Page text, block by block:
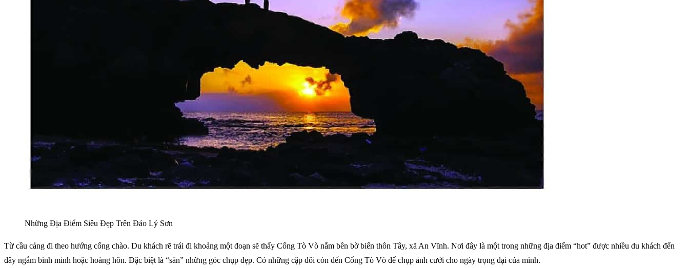
Những Địa Điểm Siêu Đẹp Trên Đảo Lý Sơn
Từ cầu cảng đi theo hướng cổng chào. Du khách rẽ trái đi khoảng một đoạn sẽ thấy Cổng Tò Vò nằm bên bờ biển thôn Tây, xã An Vĩnh. Nơi đây là một trong những địa điểm “hot” được nhiều du khách đến
đây ngắm bình minh hoặc hoàng hôn. Đặc biệt là “săn” những góc chụp đẹp. Có những cặp đôi còn đến Cổng Tò Vò để chụp ảnh cưới cho ngày trọng đại của mình.